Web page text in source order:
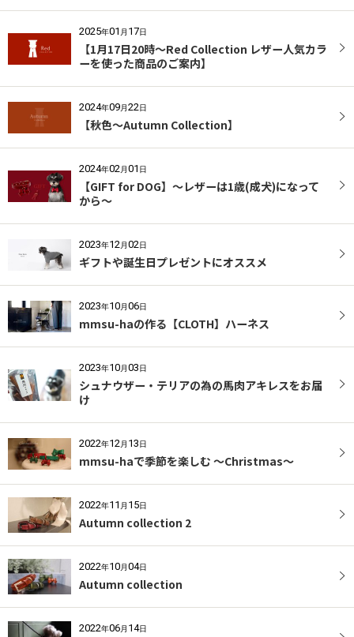
2025年01 月 17日
【1月17日20時〜Red Collection レザー人気カラ
ーを使った商品のご案内】
2024年09月22日
【秋色〜Autumn Collection】
2024年02月01 日
【GIFT for DOG】〜レザーは1歳(成犬)になって
から〜
2023年12月02日
ギフトや誕生日プレゼントにオススメ
2023年10月06日
mmsu-haの作る【CLOTH】ハーネス
2023年10月03日
シュナウザー・テリアの為の馬肉アキレスをお届
け
2022年12月 13日
mmsu-haで季節を楽しむ 〜Christmas〜
2022年11 月 15日
Autumn collection 2
2022年10月04日
Autumn collection
2022年06月 14日